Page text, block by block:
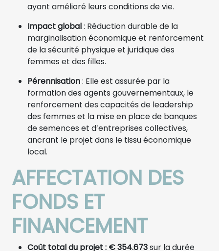
ayant amélioré leurs conditions de vie.
Impact global: Réduction durable de la
marginalisation économique et renforcement
de la sécurité physique et juridique des
femmes et des filles.
Pérennisation: Elle est assurée par la
formation des agents gouvernementaux, le
renforcement des capacités de leadership
des femmes et la mise en place de banques
de semences et d’entreprises collectives,
ancrant le projet dans le tissu économique
local.
AFFECTATION DES
FONDS ET
FINANCEMENT
Coût total du projet : € 354.673sur la durée